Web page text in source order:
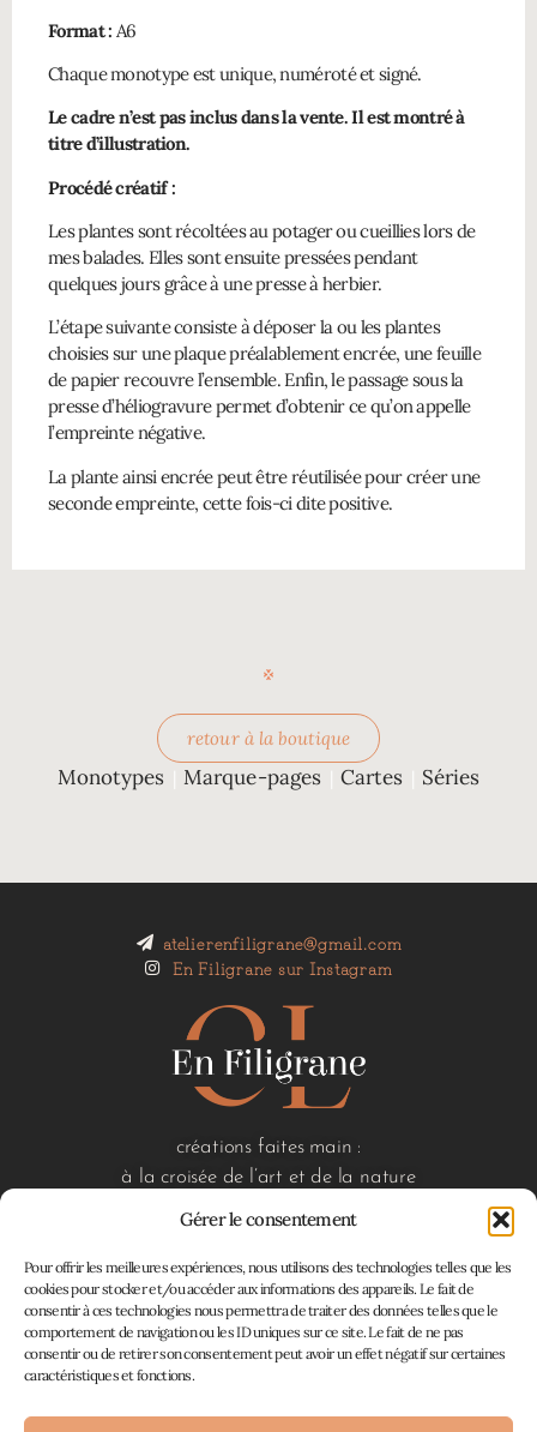
Gérer le consentement
Pour offrir les meilleures expériences, nous utilisons des technologies telles que les
cookies pour stocker et/ou accéder aux informations des appareils. Le fait de
consentir à ces technologies nous permettra de traiter des données telles que le
comportement de navigation ou les ID uniques sur ce site. Le fait de ne pas
consentir ou de retirer son consentement peut avoir un effet négatif sur certaines
caractéristiques et fonctions.
Format : A6
Chaque monotype est unique, numéroté et signé.
Le cadre n’est pas inclus dans la vente. Il est montré à
titre d’illustration.
Procédé créatif :
Les plantes sont récoltées au potager ou cueillies lors de
mes balades. Elles sont ensuite pressées pendant
quelques jours grâce à une presse à herbier.
L’étape suivante consiste à déposer la ou les plantes
choisies sur une plaque préalablement encrée, une feuille
de papier recouvre l’ensemble. Enfin, le passage sous la
presse d’héliogravure permet d’obtenir ce qu’on appelle
l’empreinte négative.
La plante ainsi encrée peut être réutilisée pour créer une
seconde empreinte, cette fois-ci dite positive.
retour à la boutique
Monotypes Marque-pages Cartes Séries
atelierenfiligrane@gmail.com
En Filigrane sur Instagram
créations faites main :
à la croisée de l’art et de la nature
liens utiles
accueil
boutique
mon panier